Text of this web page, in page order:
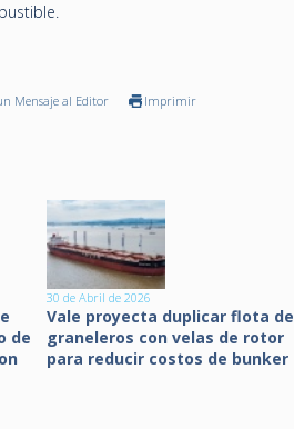
Mensaje al Editor Imprimir
de
30 de Abril de 2026
Vale proyecta duplicar flota de
graneleros con velas de rotor
para reducir costos de bunker